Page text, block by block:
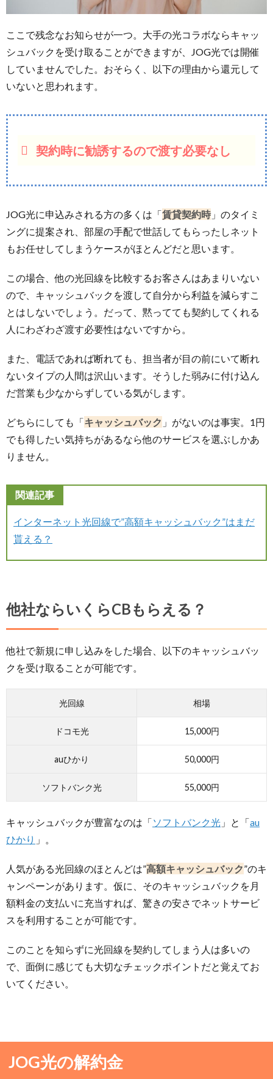
ここで残念なお知らせが一つ。大手の光コラボならキャッ
シュバックを受け取ることができますが、JOG光では開催
していませんでした。おそらく、以下の理由から還元して
いないと思われます。
契約時に勧誘するので渡す必要なし
JOG光に申込みされる方の多くは「賃貸契約時」のタイミ
ングに提案され、部屋の手配で世話してもらったしネット
もお任せしてしまうケースがほとんどだと思います。
この場合、他の光回線を比較するお客さんはあまりいない
ので、キャッシュバックを渡して自分から利益を減らすこ
とはしないでしょう。だって、黙ってても契約してくれる
人にわざわざ渡す必要性はないですから。
また、電話であれば断れても、担当者が目の前にいて断れ
ないタイプの人間は沢山います。そうした弱みに付け込ん
だ営業も少なからずしている気がします。
どちらにしても「キャッシュバック 」がないのは事実。1円
でも得したい気持ちがあるなら他のサービスを選ぶしかあ
りません。
関連記事
インターネット光回線で”高額キャッシュバック”はまだ
貰える？
他社ならいくらCBもらえる？
他社で新規に申し込みをした場合、以下のキャッシュバッ
クを受け取ることが可能です。
光回線 相場
ドコモ光 15,000円
auひかり 50,000円
ソフトバンク光 55,000円
キャッシュバックが豊富なのは「ソフトバンク光 」と「au
ひかり 」。
人気がある光回線のほとんどは”高額キャッシュバック”のキ
ャンペーンがあります。仮に、そのキャッシュバックを月
額料金の支払いに充当すれば、驚きの安さでネットサービ
スを利用することが可能です。
このことを知らずに光回線を契約してしまう人は多いの
で、面倒に感じても大切なチェックポイントだと覚えてお
いてください。
JOG光の解約金